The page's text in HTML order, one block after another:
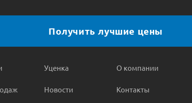
Получить лучшие цены
Уценка
Новости
О компании
Контакты